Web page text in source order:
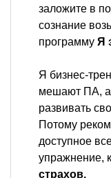
заложите в
сознание
программу Я
Я бизнес-
мешают ПА, а
развивать
Потому
доступное
упражнение,
страхов.